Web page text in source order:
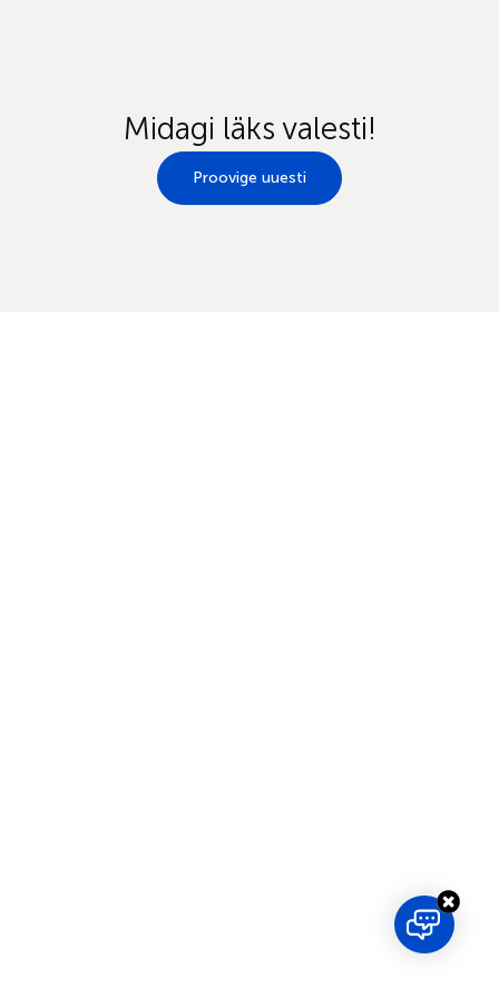
Midagi läks valesti!
Proovige uuesti